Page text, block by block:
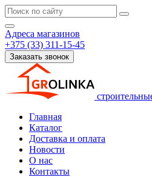
Адреса магазинов
+375 (33) 311-15-45
Заказать звонок
Главная
Каталог
Доставка и оплата
Новости
О нас
Контакты